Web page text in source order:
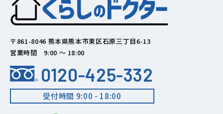
〒861-8046 熊本県熊本市東区石原三丁目6-13
営業時間 9:00 ～ 18:00
0120-425-332
受付時間 9:00 - 18:00